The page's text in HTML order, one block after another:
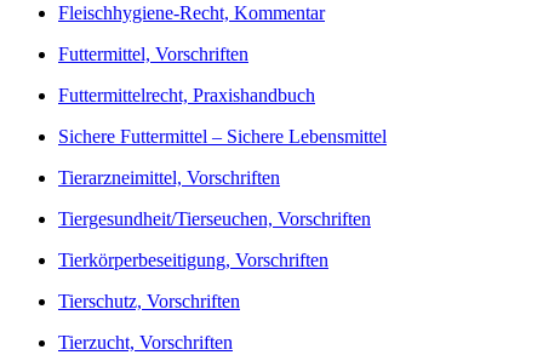
Fleischhygiene-Recht, Kommentar
Futtermittel, Vorschriften
Futtermittelrecht, Praxishandbuch
Sichere Futtermittel – Sichere Lebensmittel
Tierarzneimittel, Vorschriften
Tiergesundheit/Tierseuchen, Vorschriften
Tierkörperbeseitigung, Vorschriften
Tierschutz, Vorschriften
Tierzucht, Vorschriften